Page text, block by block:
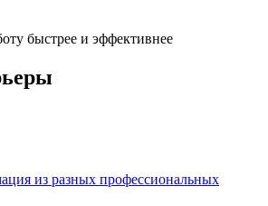
быстрее и эффективнее
из разных профессиональных